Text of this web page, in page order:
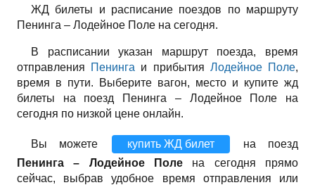
ЖД билеты и расписание поездов по маршруту
Пенинга – Лодейное Поле на сегодня.
В расписании указан маршрут поезда, время
отправления
Пенинга и прибытия Лодейное Поле,
время в пути. Выберите вагон, место и купите жд
билеты на поезд Пенинга – Лодейное Поле на
сегодня по низкой цене онлайн.
Вы можете купить ЖД билет
на поезд
Пенинга – Лодейное Поле на сегодня прямо
сейчас, выбрав удобное время отправления или